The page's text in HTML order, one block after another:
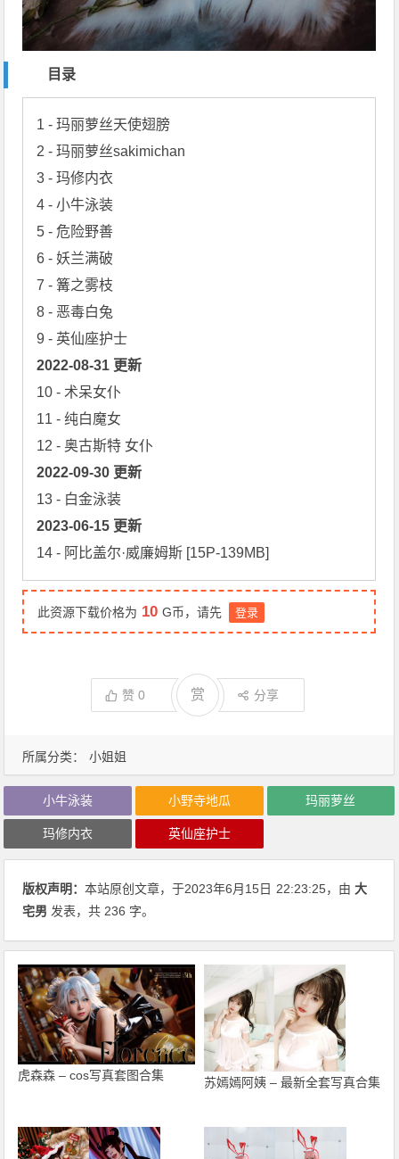
所属分类： 小姐姐
目录
1 - 玛丽萝丝天使翅膀
2 - 玛丽萝丝sakimichan
3 - 玛修内衣
4 - 小牛泳装
5 - 危险野善
6 - 妖兰满破
7 - 篝之雾枝
8 - 恶毒白兔
10 - 术呆女仆
11 - 纯白魔女
2022-09-30 更新
2023-06-15 更新
14 - 阿比盖尔·威廉姆斯 [15P-139MB]
此资源下载价格为 10 G币，请先 登录
赞0 赏 分享
小牛泳装 小野寺地瓜 玛丽萝丝
玛修内衣 英仙座护士
版权声明：本站原创文章，于2023年6月15日 22:23:25，由大
宅男 发表，共 236 字。
虎森森 – cos写真套图合集
苏嫣嫣阿姨 – 最新全套写真合集